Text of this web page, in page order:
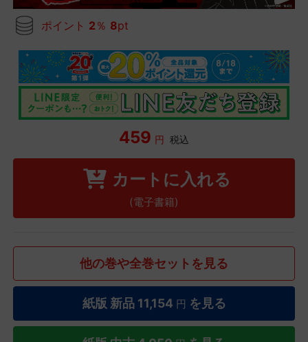
ポイント 2 ％ 8pt
459 円 税込
カートに入れる
(電子書籍)
他の巻や全巻セットを見る
紙版 新品 11,154 円 を見る